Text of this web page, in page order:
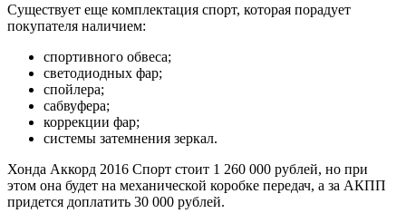
Существует еще комплектация спорт, которая порадует
покупателя наличием:
спортивного обвеса;
светодиодных фар;
спойлера;
сабвуфера;
коррекции фар;
системы затемнения зеркал.
Хонда Аккорд 2016 Спорт стоит 1 260 000 рублей, но при
этом она будет на механической коробке передач, а за АКПП
придется доплатить 30 000 рублей.